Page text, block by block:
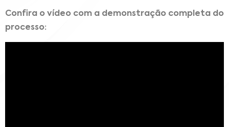
Confira o vídeo com a demonstração completa do
processo: